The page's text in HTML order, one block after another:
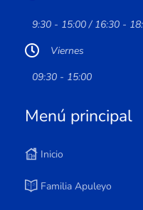
9:30 - 15:00 / 16:30 -
Viernes
09:30 - 15:00
Menú principal
Inicio
Familia Apuleyo